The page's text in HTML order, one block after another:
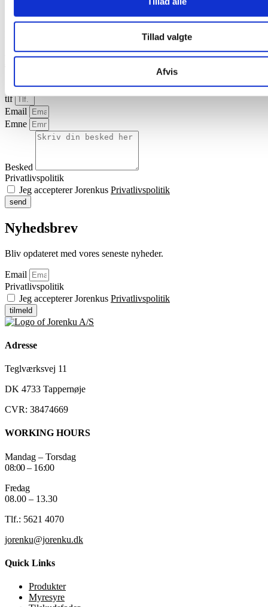
Tillad valgte
Afvis
Spredevogn
Kontakt os
Navn
tlf
Email
Emne
Besked
Privatlivspolitik
Jeg accepterer Jorenkus Privatlivspolitik
send
Nyhedsbrev
Bliv opdateret med vores seneste nyheder.
Email
Privatlivspolitik
Jeg accepterer Jorenkus Privatlivspolitik
tilmeld
Adresse
Teglværksvej 11
DK 4733 Tappernøje
CVR: 38474669
WORKING HOURS
Mandag – Torsdag
08:00 – 16:00
Fredag
08.00 – 13.30
Tlf.: 5621 4070
jorenku@jorenku.dk
Quick Links
Produkter
Myresyre